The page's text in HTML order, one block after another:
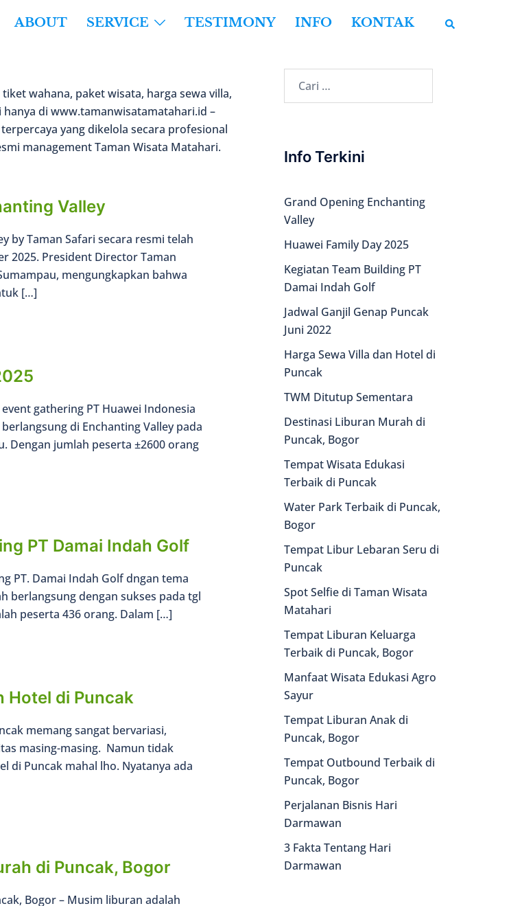
ABOUT SERVICE TESTIMONY INFO KONTAK Cari
wahana, paket wisata, harga sewa villa,
di www.tamanwisatamatahari.id –
yang dikelola secara profesional
management Taman Wisata Matahari.
Valley
by Taman Safari secara resmi telah
2025. President Director Taman
mengungkapkan bahwa
[…]
gathering PT Huawei Indonesia
di Enchanting Valley pada
Dengan jumlah peserta ±2600 orang
PT Damai Indah Golf
PT. Damai Indah Golf dngan tema
berlangsung dengan sukses pada tgl
peserta 436 orang. Dalam […]
Hotel di Puncak
memang sangat bervariasi,
masing-masing. Namun tidak
di Puncak mahal lho. Nyatanya ada
di Puncak, Bogor
Bogor – Musim liburan adalah
untuk:
Info Terkini
Grand Opening Enchanting
Valley
Huawei Family Day 2025
Kegiatan Team Building PT
Damai Indah Golf
Jadwal Ganjil Genap Puncak
Juni 2022
Harga Sewa Villa dan Hotel di
Puncak
TWM Ditutup Sementara
Destinasi Liburan Murah di
Puncak, Bogor
Tempat Wisata Edukasi
Terbaik di Puncak
Water Park Terbaik di Puncak,
Bogor
Tempat Libur Lebaran Seru di
Puncak
Spot Selfie di Taman Wisata
Matahari
Tempat Liburan Keluarga
Terbaik di Puncak, Bogor
Manfaat Wisata Edukasi Agro
Sayur
Tempat Liburan Anak di
Puncak, Bogor
Tempat Outbound Terbaik di
Puncak, Bogor
Perjalanan Bisnis Hari
Darmawan
3 Fakta Tentang Hari
Darmawan